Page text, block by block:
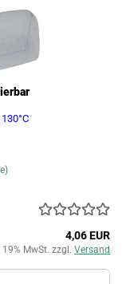
4,06 EUR
19% MwSt. zzgl. Versand